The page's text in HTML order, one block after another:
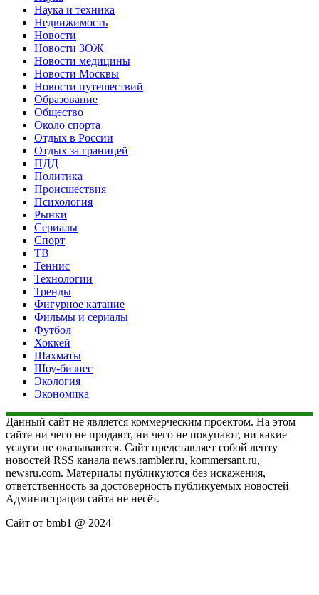
Наука и техника
Недвижимость
Новости
Новости ЗОЖ
Новости медицины
Новости Москвы
Новости путешествий
Образование
Общество
Около спорта
Отдых в России
Отдых за границей
ПДД
Политика
Происшествия
Психология
Рынки
Сериалы
Спорт
ТВ
Теннис
Технологии
Тренды
Фигурное катание
Фильмы и сериалы
Футбол
Хоккей
Шахматы
Шоу-бизнес
Экология
Экономика
Данный сайт не является коммерческим проектом. На этом
сайте ни чего не продают, ни чего не покупают, ни какие
услуги не оказываются. Сайт представляет собой ленту
новостей RSS канала news.rambler.ru, kommersant.ru,
newsru.com. Материалы публикуются без искажения,
ответственность за достоверность публикуемых новостей
Администрация сайта не несёт.
Сайт от bmb1 @ 2024